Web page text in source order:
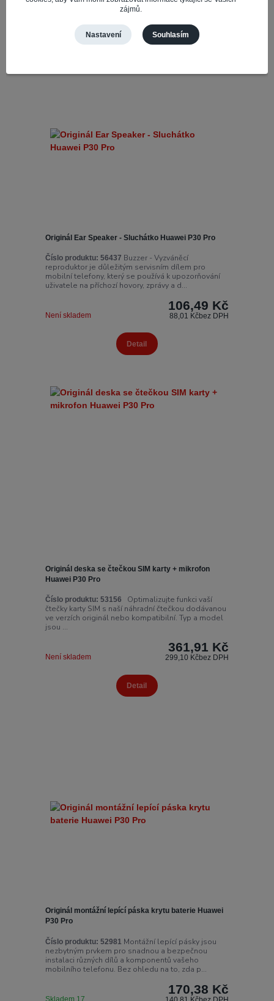
Originál Ear Speaker - Sluchátko Huawei P30 Pro
Číslo produktu: 56437 Buzzer - Vyzváněcí
reproduktor je důležitým servisním dílem pro
mobilní telefony, který se používá k upozorňování
uživatele na příchozí hovory, zprávy a d...
106,49 Kč
88,01 Kčbez DPH
Není skladem
Detail
Originál deska se čtečkou SIM karty + mikrofon
Huawei P30 Pro
Číslo produktu: 53156
Optimalizujte funkci vaší
čtečky karty SIM s naší náhradní čtečkou dodávanou
ve verzích originál nebo kompatibilní. Typ a model
jsou ...
361,91 Kč
299,10 Kčbez DPH
Není skladem
Detail
Originál montážní lepící páska krytu baterie Huawei
P30 Pro
Číslo produktu: 52981Montážní lepící pásky jsou
nezbytným prvkem pro snadnou a bezpečnou
instalaci různých dílů a komponentů vašeho
mobilního telefonu. Bez ohledu na to, zda p...
170,38 Kč
Skladem 17
zájmů.
Nastavení Souhlasím